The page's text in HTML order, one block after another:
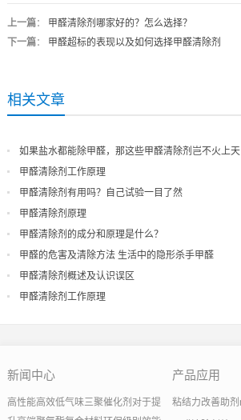
上一篇： 甲醛清除剂哪家好的？怎么选择？
下一篇： 甲醛超标的表现以及如何选择甲醛清除剂
相关文章
如果盐水都能除甲醛，那这些甲醛清除剂岂不火上天
甲醛清除剂工作原理
甲醛清除剂有用吗？自己试验一目了然
甲醛清除剂原理
甲醛清除剂的成分和原理是什么？
甲醛的危害及清除方法 生活中的隐形杀手甲醛
甲醛清除剂概述及认识误区
甲醛清除剂工作原理
新闻中心
高性能高效低气味三聚催化剂对于提
产品应用
粘结力改善助